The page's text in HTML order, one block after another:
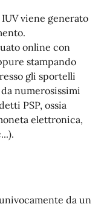
viene generato
online con
stampando
gli sportelli
numerosissimi
PSP, ossia
elettronica,
da un